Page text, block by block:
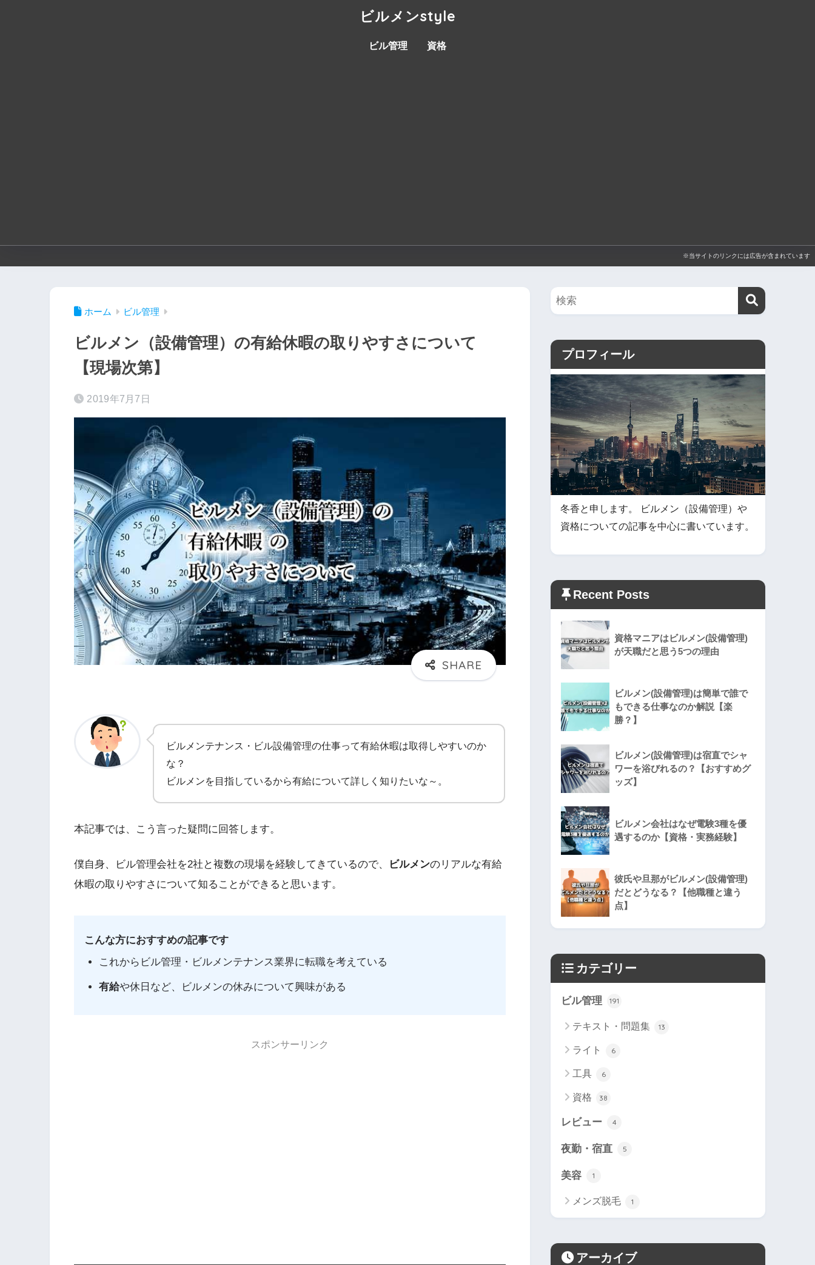
ビルメンstyle
ビル管理 資格
※当サイトのリンクには広告が含まれています
ホーム ビル管理
ビルメン（設備管理）の有給休暇の取りやすさについて
【現場次第】
2019年7月7日
ビルメンテナンス・ビル設備管理の仕事って有給休暇は取得しやすいのか
な？
ビルメンを目指しているから有給について詳しく知りたいな～。
本記事では、こう言った疑問に回答します。
僕自身、ビル管理会社を2社と複数の現場を経験してきているので、 ビルメンのリアルな有給
休暇の取りやすさについて知ることができると思います。
こんな方におすすめの記事です
これからビル管理・ビルメンテナンス業界に転職を考えている
有給や休日など、ビルメンの休みについて興味がある
スポンサーリンク
プロフィール
冬香と申します。 ビルメン（設備管理）や
資格についての記事を中心に書いています。
Recent Posts
資格マニアはビルメン(設備管理)
が天職だと思う5つの理由
ビルメン(設備管理)は簡単で誰で
もできる仕事なのか解説【楽
勝？】
ビルメン(設備管理)は宿直でシャ
ワーを浴びれるの？【おすすめグ
ッズ】
ビルメン会社はなぜ電験3種を優
遇するのか【資格・実務経験】
彼氏や旦那がビルメン(設備管理)
だとどうなる？【他職種と違う
点】
カテゴリー
ビル管理 191
テキスト・問題集 13
ライト 6
工具 6
資格 38
レビュー 4
夜勤・宿直 5
美容 1
メンズ脱毛 1
アーカイブ